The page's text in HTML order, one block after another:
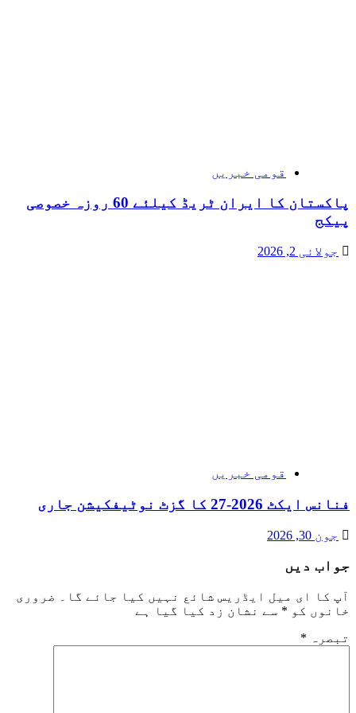
قومی خبریں
پاکستان کا ایران ٹریڈ کیلئے 60 روزہ خصوصی
پیکج
جولائی 2, 2026
قومی خبریں
فنانس ایکٹ 2026-27 کا گزٹ نوٹیفکیشن جاری
جون 30, 2026
جواب دیں
آپ کا ای میل ایڈریس شائع نہیں کیا جائے گا۔
ضروری
خانوں کو * سے نشان زد کیا گیا ہے
تبصرہ *